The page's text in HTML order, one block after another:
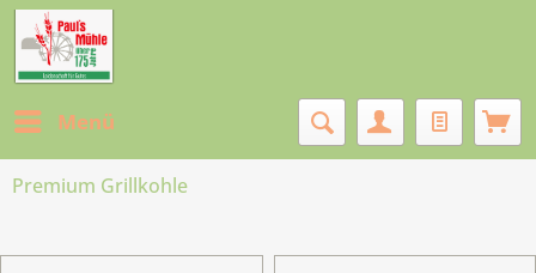
Menü
Premium Grillkohle